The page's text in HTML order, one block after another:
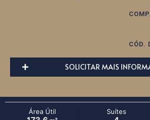
CÓD.
SOLICITAR MAIS
Área Útil Suítes